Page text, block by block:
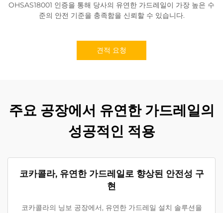
OHSAS18001 인증을 통해 당사의 유연한 가드레일이 가장 높은 수
준의 안전 기준을 충족함을 신뢰할 수 있습니다.
견적 요청
주요 공장에서 유연한 가드레일의
성공적인 적용
코카콜라, 유연한 가드레일로 향상된 안전성 구
현
코카콜라의 닝보 공장에서, 유연한 가드레일 설치 솔루션을